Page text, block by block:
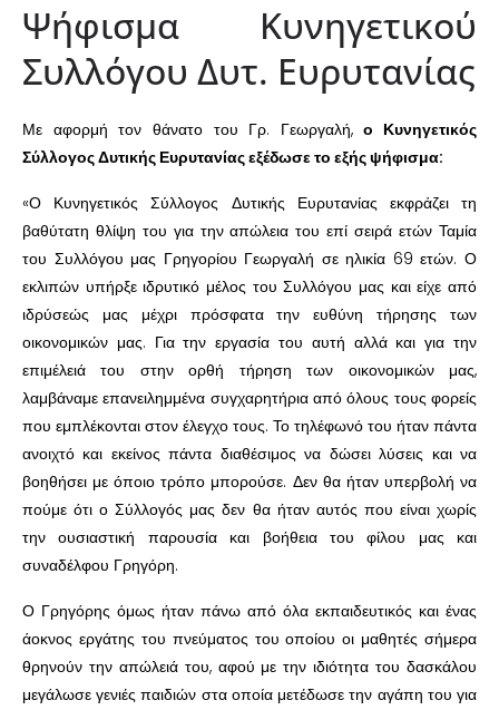
Ψήφισμα Κυνηγετικού
Συλλόγου Δυτ. Ευρυτανίας
Με αφορμή τον θάνατο του Γρ. Γεωργαλή,ο Κυνηγετικός
Σύλλογος Δυτικής Ευρυτανίας εξέδωσε το εξής ψήφισμα:
«Ο Κυνηγετικός Σύλλογος Δυτικής Ευρυτανίας εκφράζει τη
βαθύτατη θλίψη του για την απώλεια του επί σειρά ετών Ταμία
του Συλλόγου μας Γρηγορίου Γεωργαλή σε ηλικία 69 ετών. Ο
εκλιπών υπήρξε ιδρυτικό μέλος του Συλλόγου μας και είχε από
ιδρύσεώς μας μέχρι πρόσφατα την ευθύνη τήρησης των
οικονομικών μας. Για την εργασία του αυτή αλλά και για την
επιμέλειά του στην ορθή τήρηση των οικονομικών μας,
λαμβάναμε επανειλημμένα συγχαρητήρια από όλους τους φορείς
που εμπλέκονται στον έλεγχο τους. Το τηλέφωνό του ήταν πάντα
ανοιχτό και εκείνος πάντα διαθέσιμος να δώσει λύσεις και να
βοηθήσει με όποιο τρόπο μπορούσε. Δεν θα ήταν υπερβολή να
πούμε ότι ο Σύλλογός μας δεν θα ήταν αυτός που είναι χωρίς
την ουσιαστική παρουσία και βοήθεια του φίλου μας και
συναδέλφου Γρηγόρη.
Ο Γρηγόρης όμως ήταν πάνω από όλα εκπαιδευτικός και ένας
άοκνος εργάτης του πνεύματος του οποίου οι μαθητές σήμερα
θρηνούν την απώλειά του, αφού με την ιδιότητα του δασκάλου
μεγάλωσε γενιές παιδιών στα οποία μετέδωσε την αγάπη του για